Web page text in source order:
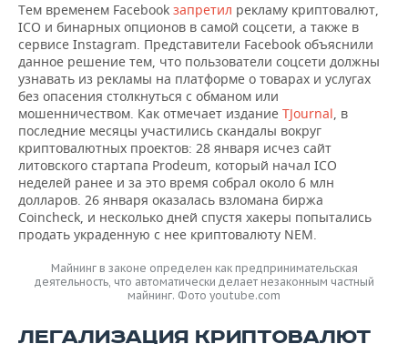
Тем временем Facebook запретил рекламу криптовалют,
ICO и бинарных опционов в самой соцсети, а также в
сервисе Instagram. Представители Facebook объяснили
данное решение тем, что пользователи соцсети должны
узнавать из рекламы на платформе о товарах и услугах
без опасения столкнуться с обманом или
мошенничеством. Как отмечает издание TJournal, в
последние месяцы участились скандалы вокруг
криптовалютных проектов: 28 января исчез сайт
литовского стартапа Prodeum, который начал ICO
неделей ранее и за это время собрал около 6 млн
долларов. 26 января оказалась взломана биржа
Coincheck, и несколько дней спустя хакеры попытались
продать украденную с нее криптовалюту NEM.
Майнинг в законе определен как предпринимательская
деятельность, что автоматически делает незаконным частный
майнинг. Фото youtube.com
ЛЕГАЛИЗАЦИЯ КРИПТОВАЛЮТ